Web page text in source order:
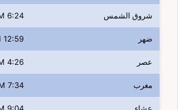
شروق الشمس 6:24 AM
ضهر 12:59 PM
عصر 4:26 PM
مغرب 7:34 PM